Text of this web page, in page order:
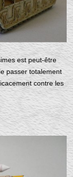
est peut-être
passer totalement
contre les